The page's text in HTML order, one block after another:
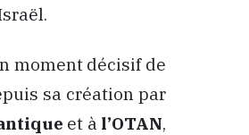
moment décisif de
sa création par
et à l’OTAN,